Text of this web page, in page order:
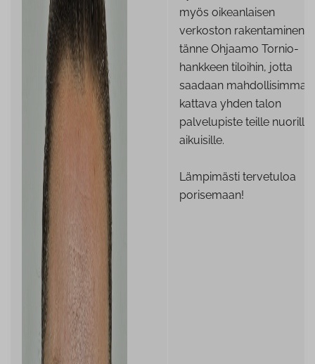
myös oikeanlaisen
verkoston rakentaminen
tänne Ohjaamo Tornio-
hankkeen tiloihin, jotta
saadaan mahdollisimman
kattava yhden talon
palvelupiste teille nuorille
aikuisille.
Lämpimästi tervetuloa
porisemaan!